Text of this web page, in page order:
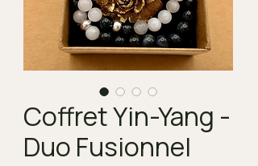
Coffret Yin-Yang -
Duo Fusionnel